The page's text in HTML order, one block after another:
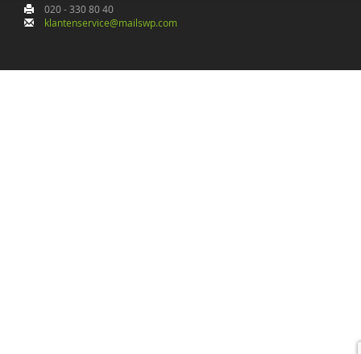
020 - 330 80 40
klantenservice@mailswp.com